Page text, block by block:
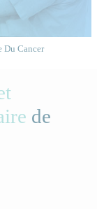
Du Cancer
de